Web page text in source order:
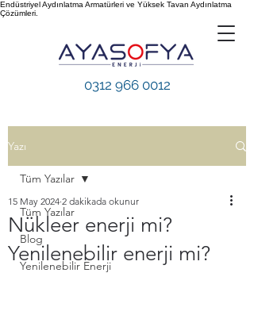
Endüstriyel Aydınlatma Armatürleri ve Yüksek Tavan Aydınlatma
Çözümleri.
0312 966 0012
Yazı
Tüm Yazılar
Blog
Yenilenebilir Enerji
Tüm Yazılar
Nükleer enerji mi?
Yenilenebilir enerji mi?
15 May 2024 2 dakikada okunur